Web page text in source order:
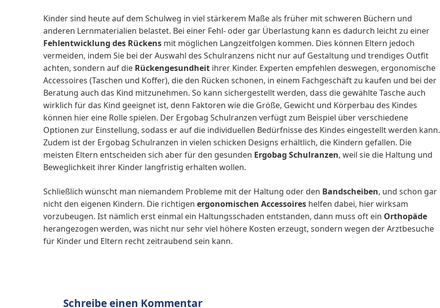
Kinder sind heute auf dem Schulweg in viel stärkerem Maße als früher mit schweren Büchern und
anderen Lernmaterialien belastet. Bei einer Fehl- oder gar Überlastung kann es dadurch leicht zu einer
Fehlentwicklung des Rückens mit möglichen Langzeitfolgen kommen. Dies können Eltern jedoch
vermeiden, indem Sie bei der Auswahl des Schulranzens nicht nur auf Gestaltung und trendiges Outfit
achten, sondern auf die Rückengesundheit ihrer Kinder. Experten empfehlen deswegen, ergonomische
Accessoires (Taschen und Koffer), die den Rücken schonen, in einem Fachgeschäft zu kaufen und bei der
Beratung auch das Kind mitzunehmen. So kann sichergestellt werden, dass die gewählte Tasche auch
wirklich für das Kind geeignet ist, denn Faktoren wie die Größe, Gewicht und Körperbau des Kindes
können hier eine Rolle spielen. Der Ergobag Schulranzen verfügt zum Beispiel über verschiedene
Optionen zur Einstellung, sodass er auf die individuellen Bedürfnisse des Kindes eingestellt werden kann.
Zudem ist der Ergobag Schulranzen in vielen schicken Designs erhältlich, die Kindern gefallen. Die
meisten Eltern entscheiden sich aber für den gesunden Ergobag Schulranzen, weil sie die Haltung und
Beweglichkeit ihrer Kinder langfristig erhalten wollen.
Schließlich wünscht man niemandem Probleme mit der Haltung oder den Bandscheiben, und schon gar
nicht den eigenen Kindern. Die richtigen ergonomischen Accessoires helfen dabei, hier wirksam
vorzubeugen. Ist nämlich erst einmal ein Haltungsschaden entstanden, dann muss oft ein Orthopäde
herangezogen werden, was nicht nur sehr viel höhere Kosten erzeugt, sondern wegen der Arztbesuche
für Kinder und Eltern recht zeitraubend sein kann.
Schreibe einen Kommentar